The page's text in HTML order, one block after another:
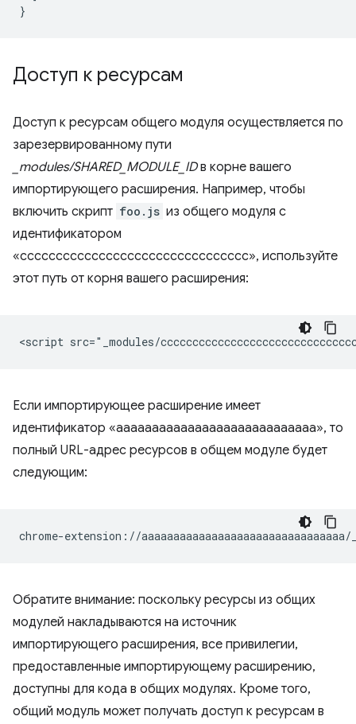
}
Доступ к ресурсам
Доступ к ресурсам общего модуля осуществляется по
зарезервированному пути
_modules/SHARED_MODULE_IDв корне вашего
импортирующего расширения. Например, чтобы
включить скрипт foo.js из общего модуля с
идентификатором
«cccccccccccccccccccccccccccccccc», используйте
этот путь от корня вашего расширения:
Если импортирующее расширение имеет
идентификатор «аааааааааааааааааааааааааааа», то
полный URL-адрес ресурсов в общем модуле будет
следующим:
Обратите внимание: поскольку ресурсы из общих
модулей накладываются на источник
импортирующего расширения, все привилегии,
предоставленные импортирующему расширению,
доступны для кода в общих модулях. Кроме того,
общий модуль может получать доступ к ресурсам в